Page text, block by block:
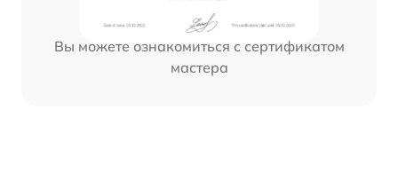
Вы можете ознакомиться с сертификатом
мастера